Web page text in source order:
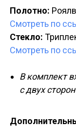
Полотно:
Смотреть по
Стекло:
Смотреть по
В комплект
с двух сторон